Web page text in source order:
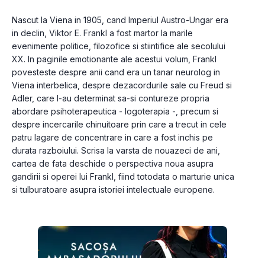
Nascut la Viena in 1905, cand Imperiul Austro-Ungar era
in declin, Viktor E. Frankl a fost martor la marile
evenimente politice, filozofice si stiintifice ale secolului
XX. In paginile emotionante ale acestui volum, Frankl
povesteste despre anii cand era un tanar neurolog in
Viena interbelica, despre dezacordurile sale cu Freud si
Adler, care l-au determinat sa-si contureze propria
abordare psihoterapeutica - logoterapia -, precum si
despre incercarile chinuitoare prin care a trecut in cele
patru lagare de concentrare in care a fost inchis pe
durata razboiului. Scrisa la varsta de nouazeci de ani,
cartea de fata deschide o perspectiva noua asupra
gandirii si operei lui Frankl, fiind totodata o marturie unica
si tulburatoare asupra istoriei intelectuale europene.